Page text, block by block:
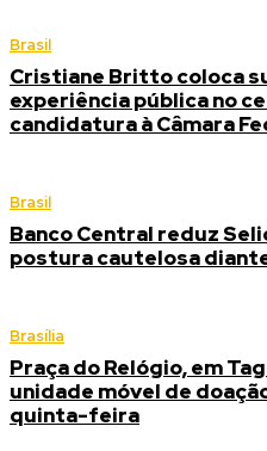
Brasil
Cristiane Britto coloca
experiência pública no
candidatura à Câmara
Brasil
Banco Central reduz
postura cautelosa
Brasília
Praça do Relógio, em
unidade móvel de
quinta-feira